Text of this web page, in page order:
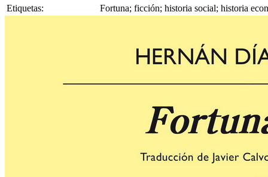
Etiquetas:
Fortuna; ficción; historia social; historia